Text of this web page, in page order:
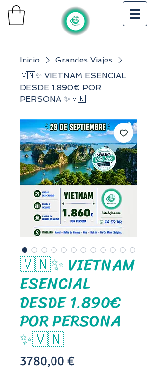
Inicio
Grandes Viajes
🇻🇳✨ VIETNAM ESENCIAL
DESDE 1.890€ POR
PERSONA ✨🇻🇳
🇻🇳✨ VIETNAM
ESENCIAL
DESDE 1.890€
POR PERSONA
✨🇻🇳
3780,00 €